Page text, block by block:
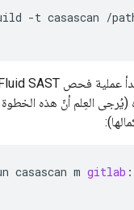
-t casascan /
(يُرجى العِلم أنّ هذه
casascan m gitlab :